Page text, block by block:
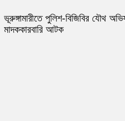
ভূরুঙ্গামারীতে পুলিশ-বিজিবির যৌথ
মাদককারবারি আটক